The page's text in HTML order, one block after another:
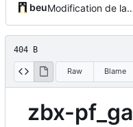
beu Modification de
404 B
Raw Blame
zbx-